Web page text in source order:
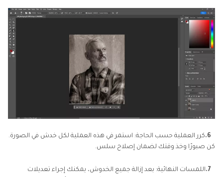
6. كرر العملية حسب الحاجة: استمر في هذه العملية لكل خدش في الصورة.
كن صبورًا وخذ وقتك لضمان إصلاح سلس.
7. اللمسات النهائية: بعد إزالة جميع الخدوش، يمكنك إجراء تعديلات